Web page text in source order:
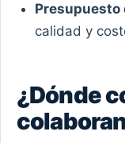
Presupuesto
calidad y
¿Dónde